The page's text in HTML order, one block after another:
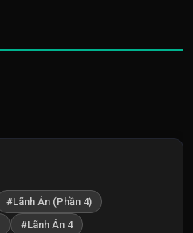
#Lãnh Án (Phần 4)
#Lãnh Án 4